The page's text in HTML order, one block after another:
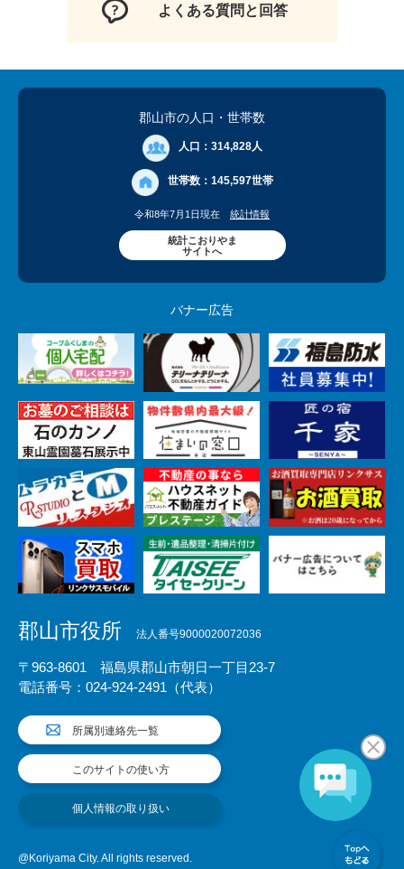
よくある質問と回答
郡山市の人口 ・世帯数
人口： 314,828人
世帯数： 145,597世帯
令和8年7月1日現在 統計情報
統計こおりやま
サイトへ
バナー広告
郡山市役所 法人番号9000020072036
〒963-8601 福島県郡山市朝日一丁目23-7
電話番号：024-924-2491（代表）
所属別連絡先一覧
このサイトの使い方
個人情報の取り扱い
@Koriyama City. All rights reserved.